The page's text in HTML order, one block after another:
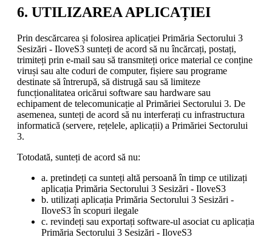
6. UTILIZAREA APLICAȚIEI
Prin descărcarea și folosirea aplicației Primăria Sectorului 3
Sesizări - IloveS3 sunteți de acord să nu încărcați, postați,
trimiteți prin e-mail sau să transmiteți orice material ce conține
viruși sau alte coduri de computer, fișiere sau programe
destinate să întrerupă, să distrugă sau să limiteze
funcționalitatea oricărui software sau hardware sau
echipament de telecomunicație al Primăriei Sectorului 3. De
asemenea, sunteți de acord să nu interferați cu infrastructura
informatică (servere, rețelele, aplicații) a Primăriei Sectorului
3.
Totodată, sunteți de acord să nu:
a. pretindeți ca sunteți altă persoană în timp ce utilizați
aplicația Primăria Sectorului 3 Sesizări - IloveS3
b. utilizați aplicația Primăria Sectorului 3 Sesizări -
IloveS3 în scopuri ilegale
c. revindeți sau exportați software-ul asociat cu aplicația
Primăria Sectorului 3 Sesizări - IloveS3